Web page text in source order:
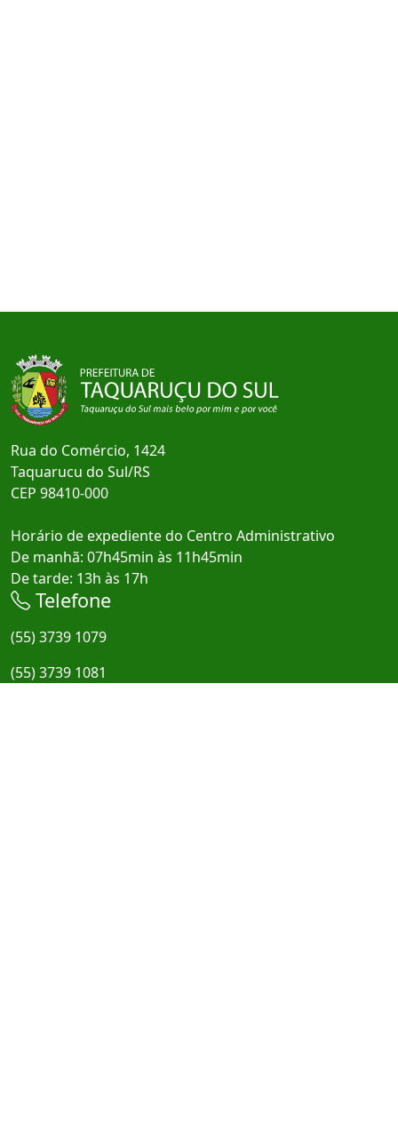
Rua do Comércio, 1424
Taquarucu do Sul/RS
CEP 98410-000
Horário de expediente do Centro Administrativo
De manhã: 07h45min às 11h45min
De tarde: 13h às 17h
Telefone
(55) 3739 1079
(55) 3739 1081